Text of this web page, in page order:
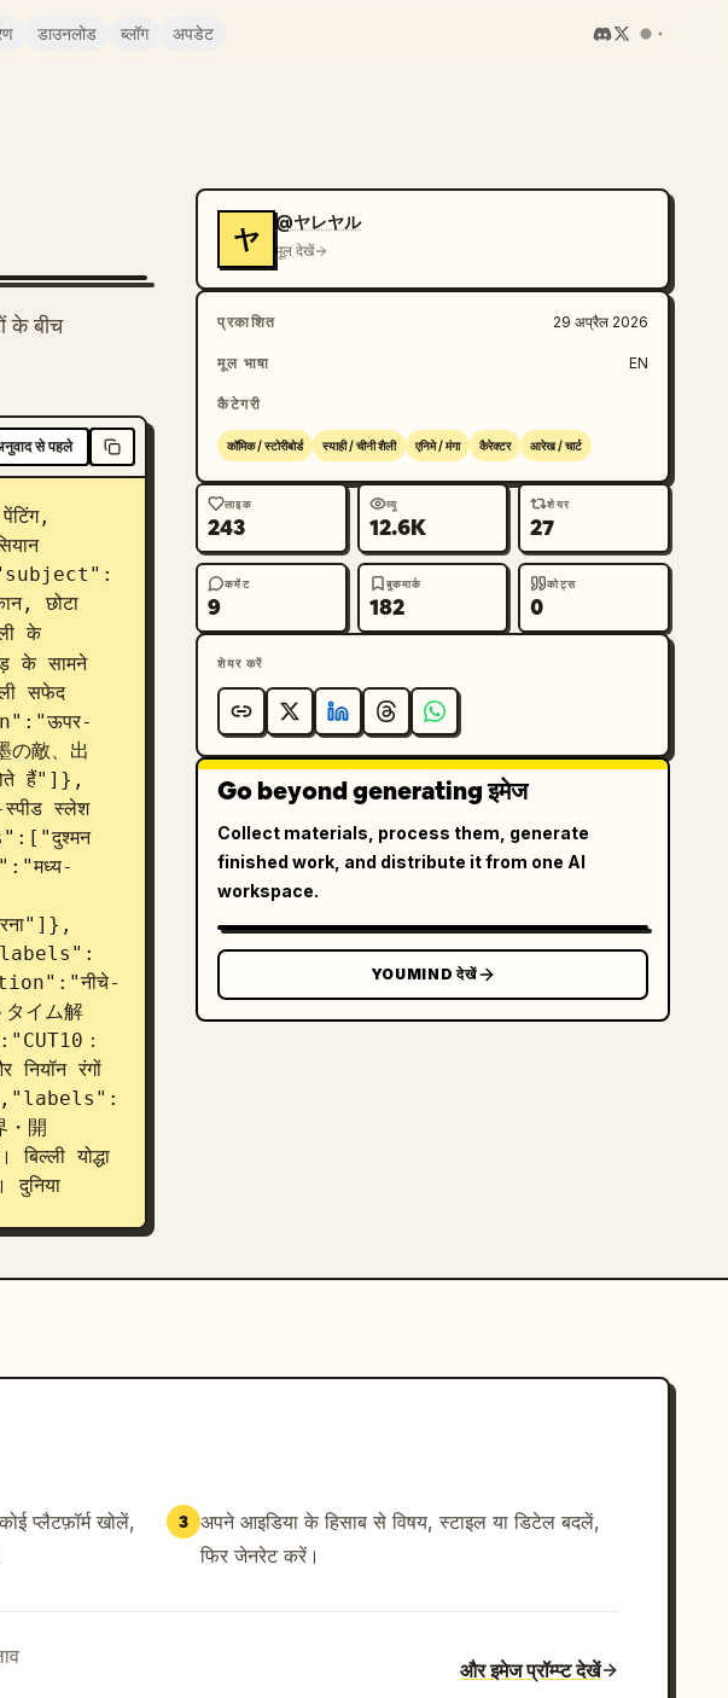
डाउनलोड ब्लॉग अपडेट
के बीच
से पहले
छोटा
के
के सामने
सफेद
敵、出
हैं"]},
स्लेश
イム解
：
रंगों
開
योद्धा
से
अपनी
：斬る
मुद्रा में
एक्शन
बिल्ली
完
स्याही के
ヤ
@ヤレヤル
मूल देखें
प्रकाशित 29 अप्रैल 2026
मूल भाषा EN
कैटेगरी
कॉमिक / स्टोरीबोर्ड स्याही / चीनी शैली एनिमे / मंगा कैरेक्टर आरेख / चार्ट
लाइक
243
व्यू
12.6K
शेयर
27
कमेंट
9
बुकमार्क
182
कोट्स
0
शेयर करें
Go beyond generating इमेज
Collect materials, process them, generate
finished work, and distribute it from one AI
workspace.
YOUMIND देखें
प्लैटफ़ॉर्म खोलें,
3 अपने आइडिया के हिसाब से विषय, स्टाइल या डिटेल बदलें,
फिर जेनरेट करें।
और इमेज प्रॉम्प्ट देखें